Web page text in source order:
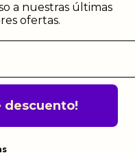
a nuestras últimas
ofertas.
descuento!